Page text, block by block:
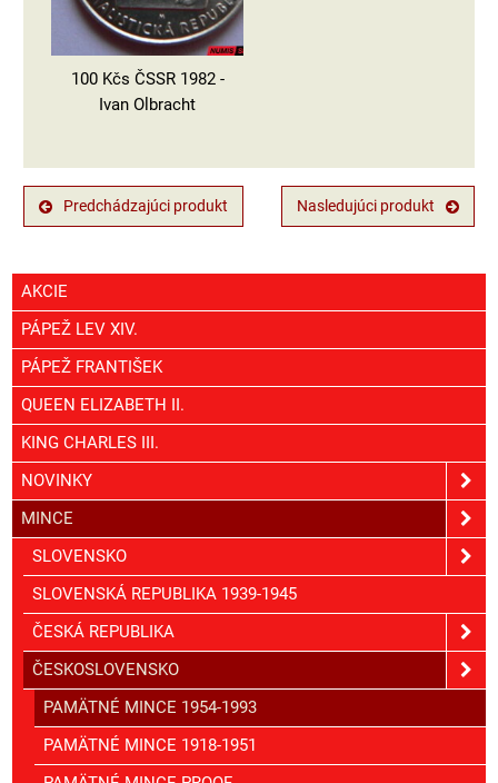
100 Kčs ČSSR 1982 -
Ivan Olbracht
Predchádzajúci produkt Nasledujúci produkt
AKCIE
PÁPEŽ LEV XIV.
PÁPEŽ FRANTIŠEK
QUEEN ELIZABETH II.
KING CHARLES III.
NOVINKY
MINCE
SLOVENSKO
SLOVENSKÁ REPUBLIKA 1939-1945
ČESKÁ REPUBLIKA
ČESKOSLOVENSKO
PAMÄTNÉ MINCE 1954-1993
PAMÄTNÉ MINCE 1918-1951